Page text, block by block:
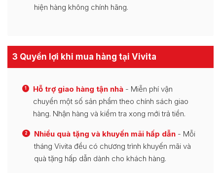
hiện hàng không chính hãng.
3 Quyền lợi khi mua hàng tại Vivita
1 Hỗ trợ giao hàng tận nhà - Miễn phí vận
chuyển một số sản phẩm theo chính sách giao
hàng. Nhận hàng và kiểm tra xong mới trả tiền.
2 Nhiều quà tặng và khuyến mãi hấp dẫn - Mỗi
tháng Vivita đều có chương trình khuyến mãi và
quà tặng hấp dẫn dành cho khách hàng.